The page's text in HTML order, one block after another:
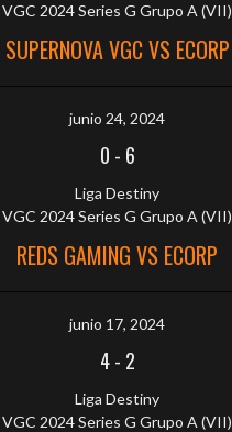
VGC 2024 Series G Grupo A (VII)
SUPERNOVA VGC VS ECORP
junio 24, 2024
0 - 6
Liga Destiny
VGC 2024 Series G Grupo A (VII)
REDS GAMING VS ECORP
junio 17, 2024
4- 2
Liga Destiny
VGC 2024 Series G Grupo A (VII)